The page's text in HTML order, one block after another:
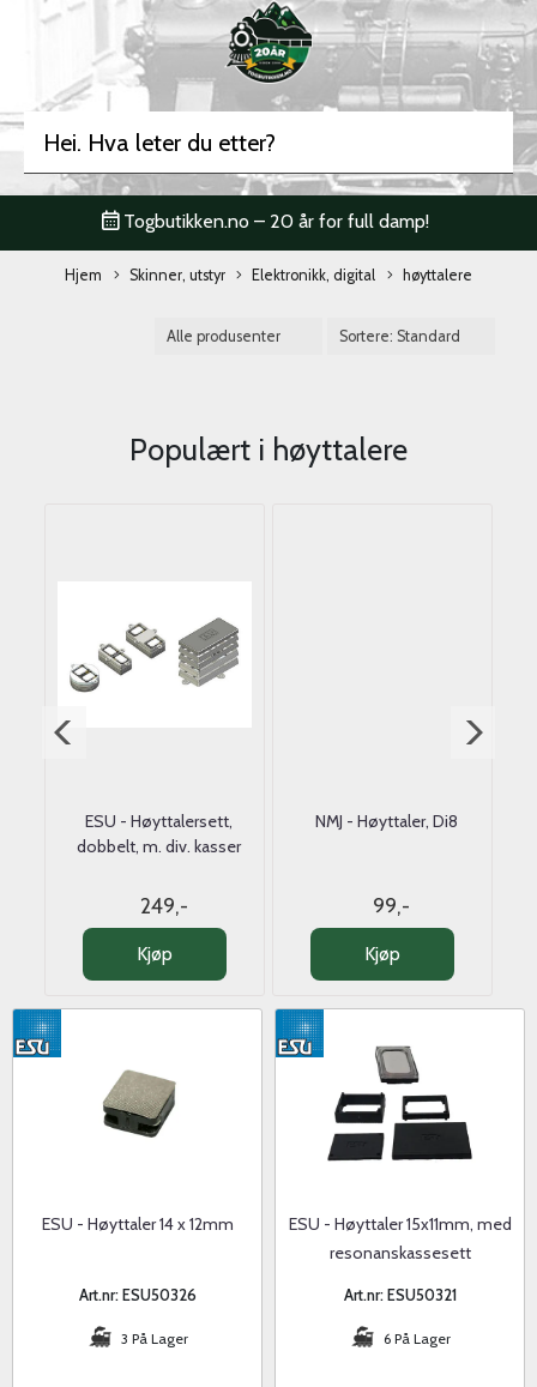
Togbutikken.no – 20 år for full damp!
Hjem Skinner, utstyr Elektronikk, digital høyttalere
Populært i høyttalere
ESU - Høyttalersett,
dobbelt, m. div. kasser
249,-
Kjøp
NMJ - Høyttaler, Di8
99,-
Kjøp
ESU - Høyttaler 14 x 12mm
Art.nr: ESU50326
3 På Lager
ESU - Høyttaler 15x11mm, med
resonanskassesett
Art.nr: ESU50321
6 På Lager